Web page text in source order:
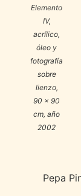
Elemento
IV,
acrílico,
óleo y
fotografía
sobre
lienzo,
90 x 90
cm, año
2002
Pepa